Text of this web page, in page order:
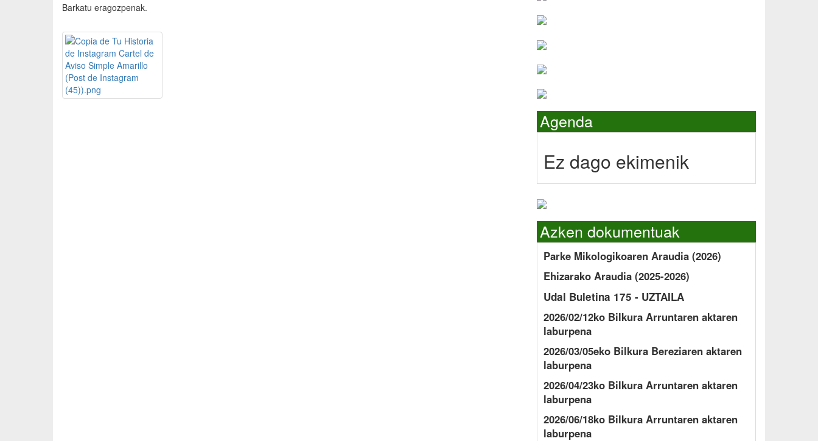
Barkatu eragozpenak.
Agenda
Ez dago ekimenik
Azken dokumentuak
Parke Mikologikoaren Araudia (2026)
Ehizarako Araudia (2025-2026)
Udal Buletina 175 - UZTAILA
2026/02/12ko Bilkura Arruntaren aktaren
laburpena
2026/03/05eko Bilkura Bereziaren aktaren
laburpena
2026/04/23ko Bilkura Arruntaren aktaren
laburpena
2026/06/18ko Bilkura Arruntaren aktaren
laburpena